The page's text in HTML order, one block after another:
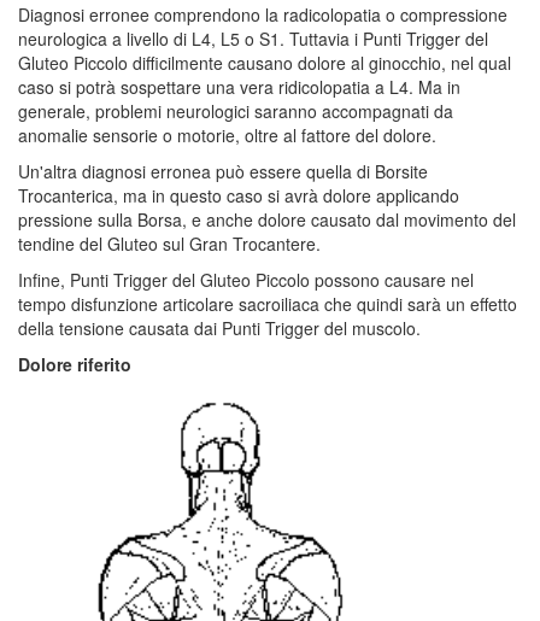
Diagnosi erronee comprendono la radicolopatia o compressione
neurologica a livello di L4, L5 o S1. Tuttavia i Punti Trigger del
Gluteo Piccolo difficilmente causano dolore al ginocchio, nel qual
caso si potrà sospettare una vera ridicolopatia a L4. Ma in
generale, problemi neurologici saranno accompagnati da
anomalie sensorie o motorie, oltre al fattore del dolore.
Un'altra diagnosi erronea può essere quella di Borsite
Trocanterica, ma in questo caso si avrà dolore applicando
pressione sulla Borsa, e anche dolore causato dal movimento del
tendine del Gluteo sul Gran Trocantere.
Infine, Punti Trigger del Gluteo Piccolo possono causare nel
tempo disfunzione articolare sacroiliaca che quindi sarà un effetto
della tensione causata dai Punti Trigger del muscolo.
Dolore riferito